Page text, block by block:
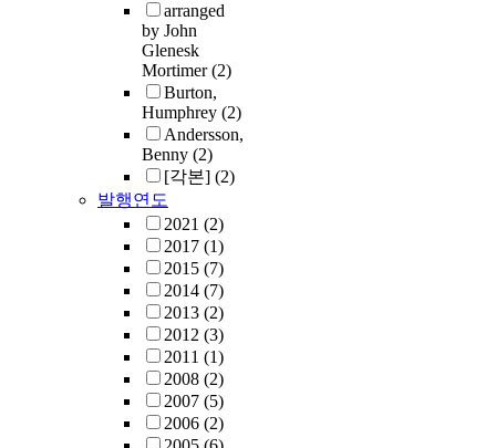
arranged
by John
Glenesk
Mortimer(2)
Burton,
Humphrey (2)
Andersson,
Benny (2)
[각본] (2)
발행연도
2021 (2)
2017 (1)
2015 (7)
2014 (7)
2013 (2)
2012 (3)
2011 (1)
2008 (2)
2007 (5)
2006 (2)